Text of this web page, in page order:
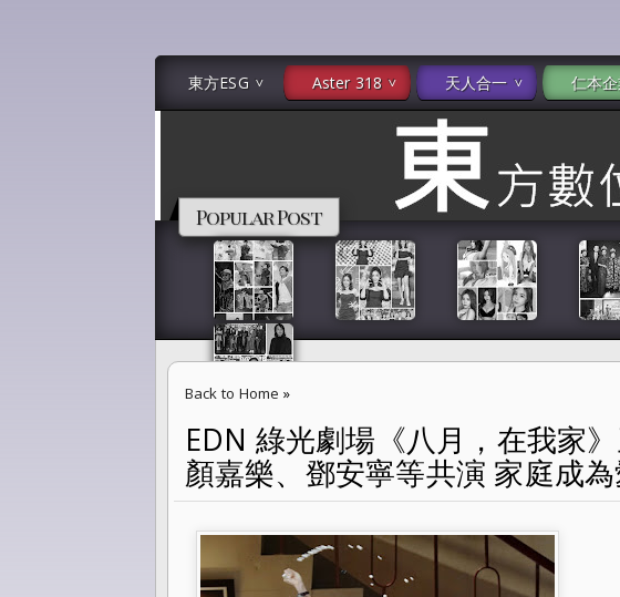
東方ESG Aster 318 天人合一 仁本
Popular Post
Back to Home »
EDN 綠光劇場《八月，在我家》王琄、吳念真、姚坤君、顏嘉樂
EDN 綠光劇場《八月，在我家
顏嘉樂、鄧安寧等共演 家庭成